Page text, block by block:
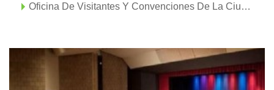
Oficina De Visitantes Y Convenciones De La Ciudad De Forsyth